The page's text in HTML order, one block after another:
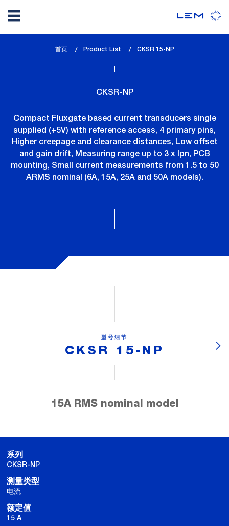
首页 Product List
lem_current_page
CKSR 15-NP
CKSR-NP
Compact Fluxgate based current transducers single
supplied (+5V) with reference access, 4 primary pins,
Higher creepage and clearance distances, Low offset
and gain drift, Measuring range up to 3 x Ipn, PCB
mounting, Small current measurements from 1.5 to 50
ARMS nominal (6A, 15A, 25A and 50A models).
型号细节
CKSR 15-NP
15A RMS nominal model
系列
CKSR-NP
测量类型
电流
额定值
15 A